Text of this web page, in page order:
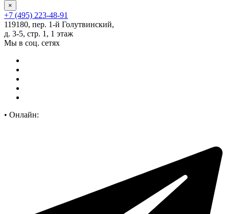
×
+7 (495) 223-48-91
119180, пер. 1-й Голутвинский,
д. 3-5, стр. 1, 1 этаж
Мы в соц. сетях
• Онлайн: